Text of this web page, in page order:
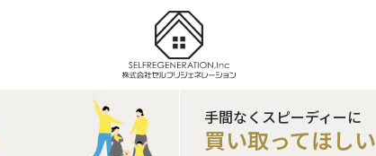
手間なくスピーディーに
買い取ってほしい